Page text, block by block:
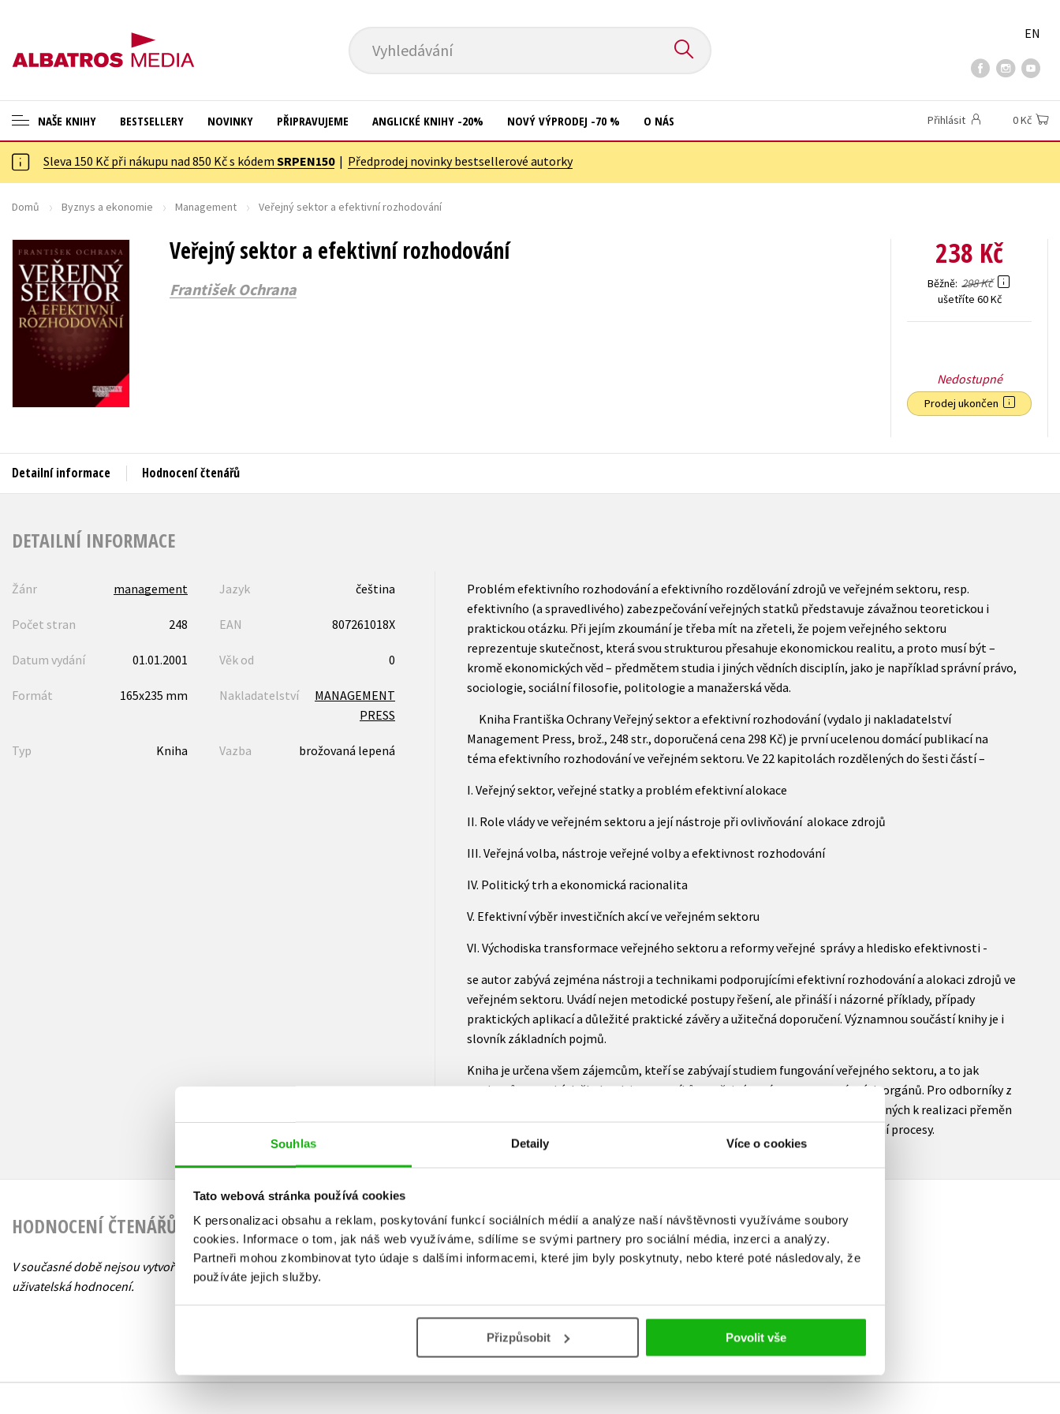
Souhlas Detaily Více o cookies
Tato webová stránka používá cookies
K personalizaci obsahu a reklam, poskytování funkcí sociálních médií a analýze naší návštěvnosti využíváme soubory
cookies. Informace o tom, jak náš web využíváme, sdílíme se svými partnery pro sociální média, inzerci a analýzy.
Partneři mohou zkombinovat tyto údaje s dalšími informacemi, které jim byly poskytnuty, nebo které poté následovaly, že
používáte jejich služby.
Přizpůsobit Povolit vše
Vyhledávání
EN
NAŠE KNIHY
ANGLICKÉ KNIHY -20 %
NOVÝ VÝPRODEJ -70 %
ASTERIX S DÁRKEM
🎁DÁRKOVÉ PUBLIKACE
✉️ DÁRKOVÉ POUKAZY
Auto - moto
Beletrie pro děti
Byznys a ekonomie
Cestování
Dárkové publikace
Digitální fotografie
Esoterika a duchovní svět
Komiks
Kuchařky
New Adult
BESTSELLERY NOVINKY PŘIPRAVUJEME ANGLICKÉ KNIHY -20% NOVÝ VÝPRODEJ -70 % O NÁS Přihlásit 0 Kč
Sleva 150 Kč při nákupu nad 850 Kč s kódem SRPEN150| Předprodej novinky bestsellerové autorky
Domů Byznys a ekonomie Management Veřejný sektor a efektivní rozhodování
Veřejný sektor a efektivní rozhodování
František Ochrana
238 Kč
Běžně 298 Kč
ušetříte 60 Kč
Nedostupné
Prodej ukončen
Detailní informace Hodnocení čtenářů
DETAILNÍ INFORMACE
Žánr management Jazyk čeština
Počet stran 248 EAN 807261018X
Datum vydání 01.01.2001 Věk od 0
Formát 165x235 mm Nakladatelství
MANAGEMENT
PRESS
Typ Kniha Vazba brožovaná lepená
Problém efektivního rozhodování a efektivního rozdělování zdrojů ve veřejném sektoru, resp.
efektivního (a spravedlivého) zabezpečování veřejných statků představuje závažnou teoretickou i
praktickou otázku. Při jejím zkoumání je třeba mít na zřeteli, že pojem veřejného sektoru
reprezentuje skutečnost, která svou strukturou přesahuje ekonomickou realitu, a proto musí být –
kromě ekonomických věd – předmětem studia i jiných vědních disciplín, jako je například správní právo,
sociologie, sociální filosofie, politologie a manažerská věda.
Kniha Františka Ochrany Veřejný sektor a efektivní rozhodování (vydalo ji nakladatelství
Management Press, brož., 248 str., doporučená cena 298 Kč) je první ucelenou domácí publikací na
téma efektivního rozhodování ve veřejném sektoru. Ve 22 kapitolách rozdělených do šesti částí –
I. Veřejný sektor, veřejné statky a problém efektivní alokace
II. Role vlády ve veřejném sektoru a její nástroje při ovlivňování alokace zdrojů
III. Veřejná volba, nástroje veřejné volby a efektivnost rozhodování
IV. Politický trh a ekonomická racionalita
V. Efektivní výběr investičních akcí ve veřejném sektoru
VI. Východiska transformace veřejného sektoru a reformy veřejné správy a hledisko efektivnosti -
se autor zabývá zejména nástroji a technikami podporujícími efektivní rozhodování a alokaci zdrojů ve
veřejném sektoru. Uvádí nejen metodické postupy řešení, ale přináší i názorné příklady, případy
praktických aplikací a důležité praktické závěry a užitečná doporučení. Významnou součástí knihy je i
slovník základních pojmů.
Kniha je určena všem zájemcům, kteří se zabývají studiem fungování veřejného sektoru, a to jak
studentům vysokých škol, tak i pracovníkům veřejné správy a samosprávných orgánů. Pro odborníky z
praxe bude vhodnou studijní pomůckou k osvojení si nástrojů a technik potřebných k realizaci přeměn
ve veřejném sektoru v souvislosti s přípravou personálu na evropské integrační procesy.
HODNOCENÍ ČTENÁŘŮ
V současné době nejsou vytvořena žádná
uživatelská hodnocení.
Vaše hodnocení